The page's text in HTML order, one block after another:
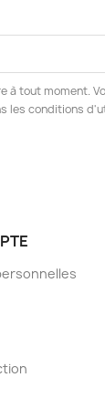
à tout moment.
les conditions